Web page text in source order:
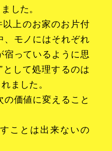
した。
上のお家のお片付
、モノにはそれぞれ
っているように思
として処理するのは
ました。
価値に変えること
ことは出来ないの